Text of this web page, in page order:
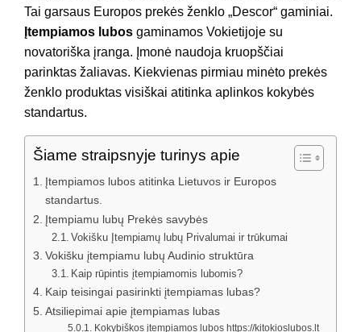
Tai garsaus Europos prekės ženklo „Descor“ gaminiai.
Įtempiamos lubos gaminamos Vokietijoje su
novatoriška įranga. Įmonė naudoja kruopščiai
parinktas žaliavas. Kiekvienas pirmiau minėto prekės
ženklo produktas visiškai atitinka aplinkos kokybės
standartus.
Šiame straipsnyje turinys apie
Įtempiamos lubos atitinka Lietuvos ir Europos
standartus.
Įtempiamu lubų Prekės savybės
Vokišku Įtempiamų lubų Privalumai ir trūkumai
Vokišku įtempiamu lubų Audinio struktūra
Kaip rūpintis įtempiamomis lubomis?
Kaip teisingai pasirinkti įtempiamas lubas?
Atsiliepimai apie įtempiamas lubas
Kokybiškos įtempiamos lubos https://kitokioslubos.lt